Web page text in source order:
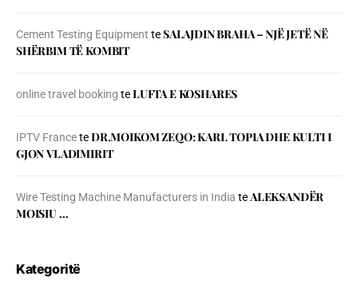
Cement Testing Equipment teSALAJDIN BRAHA – NJЁ JETЁ NЁ
SHЁRBIM TЁ KOMBIT
online travel booking teLUFTA E KOSHARES
IPTV FranceteDR.MOIKOM ZEQO: KARL TOPIA DHE KULTI I
GJON VLADIMIRIT
Wire Testing Machine Manufacturers in India teALEKSANDËR
MOISIU …
Kategoritë